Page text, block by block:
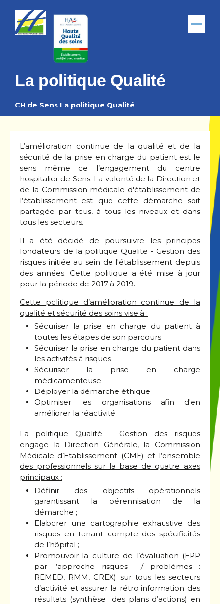
Menu
La politique Qualité
Fil
CH de Sens La politique Qualité
L’amélioration continue de la qualité et de la
sécurité de la prise en charge du patient est le
sens même de l’engagement du centre
hospitalier de Sens. La volonté de la Direction et
de la Commission médicale d'établissement de
l’établissement est que cette démarche soit
partagée par tous, à tous les niveaux et dans
tous les secteurs.
Il a été décidé de poursuivre les principes
fondateurs de la politique Qualité - Gestion des
risques initiée au sein de l'établissement depuis
des années. Cette politique a été mise à jour
pour la période de 2017 à 2019.
Cette politique d’amélioration continue de la
qualité et sécurité des soins vise à :
Sécuriser la prise en charge du patient à
toutes les étapes de son parcours
Sécuriser la prise en charge du patient dans
les activités à risques
Sécuriser la prise en charge
médicamenteuse
Déployer la démarche éthique
Optimiser les organisations afin d'en
améliorer la réactivité
La politique Qualité - Gestion des risques
engage la Direction Générale, la Commission
Médicale d’Etablissement (CME) et l’ensemble
des professionnels sur la base de quatre axes
principaux :
Définir des objectifs opérationnels
garantissant la pérennisation de la
démarche ;
Elaborer une cartographie exhaustive des
risques en tenant compte des spécificités
de l’hôpital ;
Promouvoir la culture de l’évaluation (EPP
par l’approche risques / problèmes :
REMED, RMM, CREX) sur tous les secteurs
d’activité et assurer la rétro information des
résultats (synthèse des plans d’actions) en